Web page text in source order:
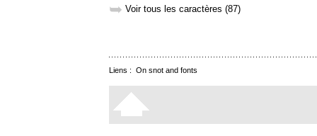
➥ Voir tous les caractères (87)
Liens : On snot and fonts